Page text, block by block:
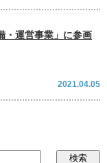
・運営事業」に参画
2021.04.05